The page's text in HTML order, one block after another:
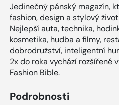
Jedinečný pánský magazín,
fashion, design a stylový
Nejlepší auta, technika,
kosmetika, hudba a filmy,
dobrodružství, inteligentní
2x do roka vychází rozšířené
Fashion Bible.
Podrobnosti